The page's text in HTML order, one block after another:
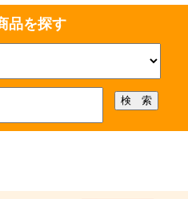
品を探す